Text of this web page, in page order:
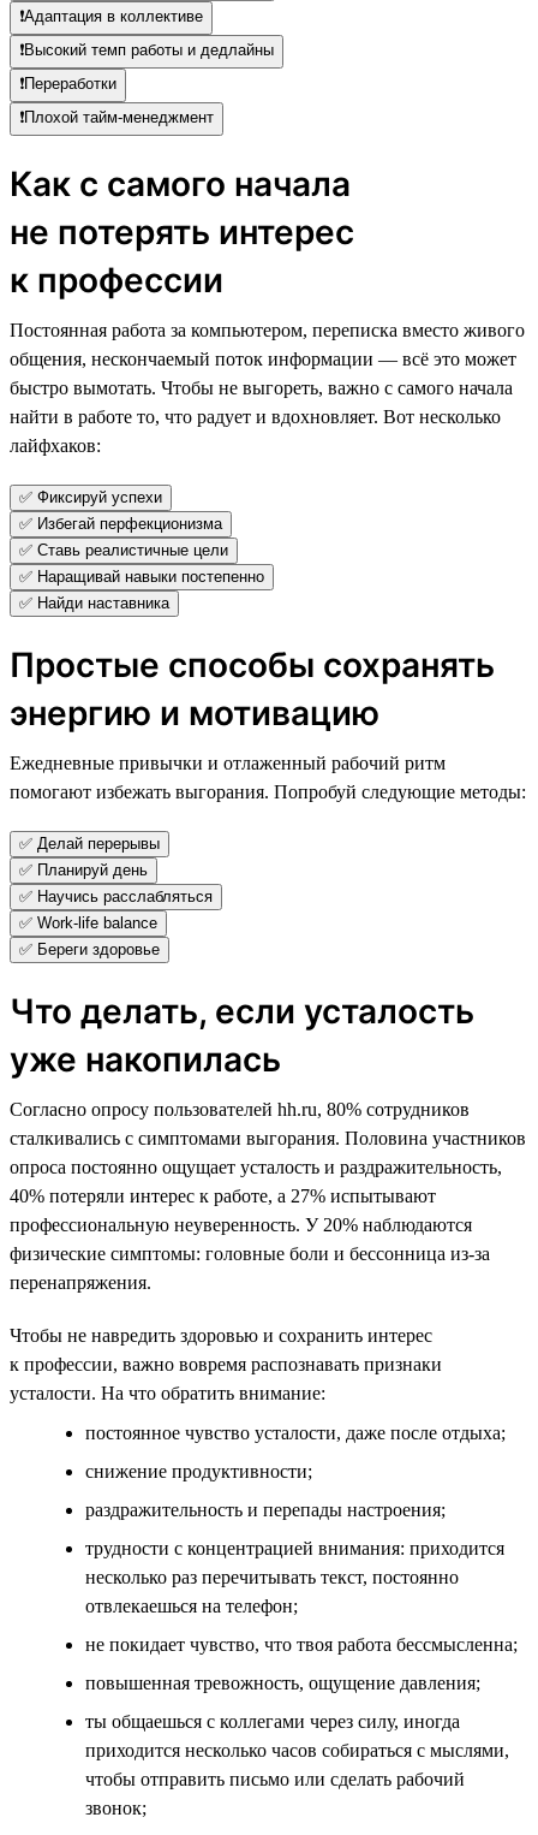
❗️Адаптация в коллективе
❗️Высокий темп работы и дедлайны
❗️Переработки
❗️Плохой тайм-менеджмент
Как с самого начала
не потерять интерес
к профессии
Постоянная работа за компьютером, переписка вместо живого
общения, нескончаемый поток информации — всё это может
быстро вымотать. Чтобы не выгореть, важно с самого начала
найти в работе то, что радует и вдохновляет. Вот несколько
лайфхаков:
✅ Фиксируй успехи
✅ Избегай перфекционизма
✅ Ставь реалистичные цели
✅ Наращивай навыки постепенно
✅ Найди наставника
Простые способы сохранять
энергию и мотивацию
Ежедневные привычки и отлаженный рабочий ритм
помогают избежать выгорания. Попробуй следующие методы:
✅ Делай перерывы
✅ Планируй день
✅ Научись расслабляться
✅ Work-life balance
✅ Береги здоровье
Что делать, если усталость
уже накопилась
Согласно опросу пользователей hh.ru, 80% сотрудников
сталкивались с симптомами выгорания. Половина участников
опроса постоянно ощущает усталость и раздражительность,
40% потеряли интерес к работе, а 27% испытывают
профессиональную неуверенность. У 20% наблюдаются
физические симптомы: головные боли и бессонница из-за
перенапряжения.
Чтобы не навредить здоровью и сохранить интерес
к профессии, важно вовремя распознавать признаки
усталости. На что обратить внимание:
постоянное чувство усталости, даже после отдыха;
снижение продуктивности;
раздражительность и перепады настроения;
трудности с концентрацией внимания: приходится
несколько раз перечитывать текст, постоянно
отвлекаешься на телефон;
не покидает чувство, что твоя работа бессмысленна;
повышенная тревожность, ощущение давления;
ты общаешься с коллегами через силу, иногда
приходится несколько часов собираться с мыслями,
чтобы отправить письмо или сделать рабочий
звонок;